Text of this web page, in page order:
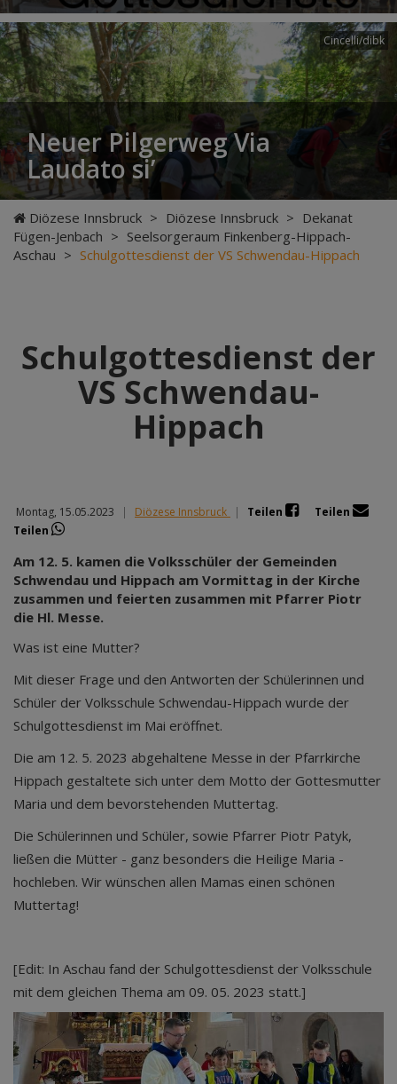
Cincelli/dibk
Neuer Pilgerweg Via
Laudato si’
Diözese Innsbruck > Diözese Innsbruck > Dekanat
Fügen-Jenbach > Seelsorgeraum Finkenberg-Hippach-
Aschau > Schulgottesdienst der VS Schwendau-Hippach
Schulgottesdienst der
VS Schwendau-
Hippach
Montag, 15.05.2023 | Diözese Innsbruck | Teilen
Teilen
Teilen
Am 12. 5. kamen die Volksschüler der Gemeinden
Schwendau und Hippach am Vormittag in der Kirche
zusammen und feierten zusammen mit Pfarrer Piotr
die Hl. Messe.
Was ist eine Mutter?
Mit dieser Frage und den Antworten der Schülerinnen und
Schüler der Volksschule Schwendau-Hippach wurde der
Schulgottesdienst im Mai eröffnet.
Die am 12. 5. 2023 abgehaltene Messe in der Pfarrkirche
Hippach gestaltete sich unter dem Motto der Gottesmutter
Maria und dem bevorstehenden Muttertag.
Die Schülerinnen und Schüler, sowie Pfarrer Piotr Patyk,
ließen die Mütter - ganz besonders die Heilige Maria -
hochleben. Wir wünschen allen Mamas einen schönen
Muttertag!
[Edit: In Aschau fand der Schulgottesdienst der Volksschule
mit dem gleichen Thema am 09. 05. 2023 statt.]